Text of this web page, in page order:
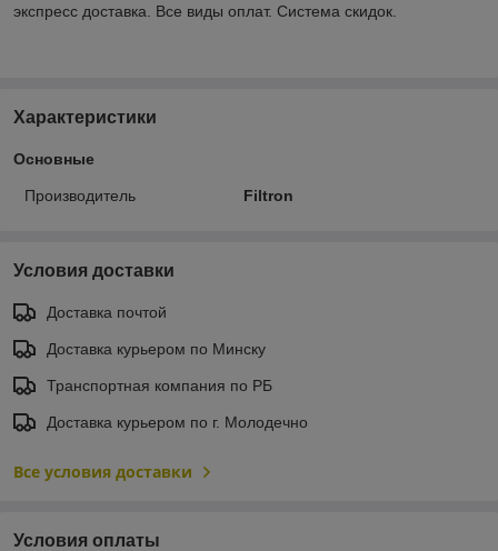
экспресс доставка. Все виды оплат. Система скидок.
Характеристики
Основные
Производитель Filtron
Условия доставки
Доставка почтой
Доставка курьером по Минску
Транспортная компания по РБ
Доставка курьером по г. Молодечно
Все условия доставки
Условия оплаты